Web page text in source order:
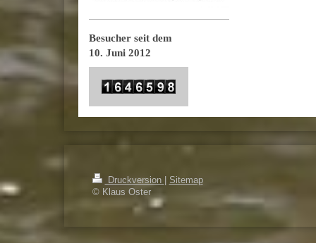
Besucher seit dem
10. Juni 2012
Druckversion
Sitemap
© Klaus Oster